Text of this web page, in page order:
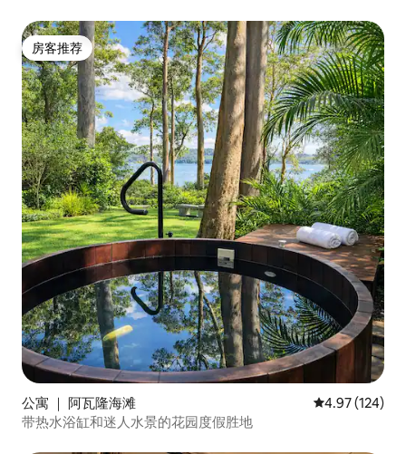
房客推荐
房客推荐
公寓 ｜ 阿瓦隆海滩 平均评分 4.97
4.97 (124)
带热水浴缸和迷人水景的花园度假胜地